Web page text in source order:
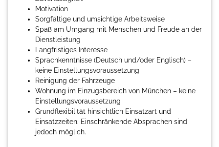
Motivation
Sorgfältige und umsichtige Arbeitsweise
Spaß am Umgang mit Menschen und Freude an der
Dienstleistung
Langfristiges Interesse
Sprachkenntnisse (Deutsch und/oder Englisch) –
keine Einstellungsvoraussetzung
Reinigung der Fahrzeuge
Wohnung im Einzugsbereich von München – keine
Einstellungsvoraussetzung
Grundflexibilität hinsichtlich Einsatzart und
Einsatzzeiten. Einschränkende Absprachen sind
jedoch möglich.